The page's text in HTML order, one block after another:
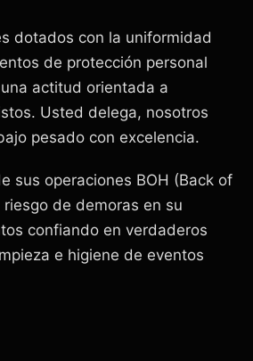
dotados con la uniformidad
de protección personal
actitud orientada a
Usted delega, nosotros
pesado con excelencia.
sus operaciones BOH (Back of
riesgo de demoras en su
confiando en verdaderos
e higiene de eventos